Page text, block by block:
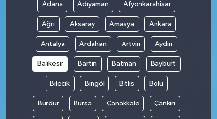
Adana Adıyaman Afyonkarahisar
Ağrı Aksaray Amasya Ankara
Antalya Ardahan Artvin Aydın
Balıkesir Bartın Batman Bayburt
Bilecik Bingöl Bitlis Bolu
Burdur Bursa Çanakkale Çankırı